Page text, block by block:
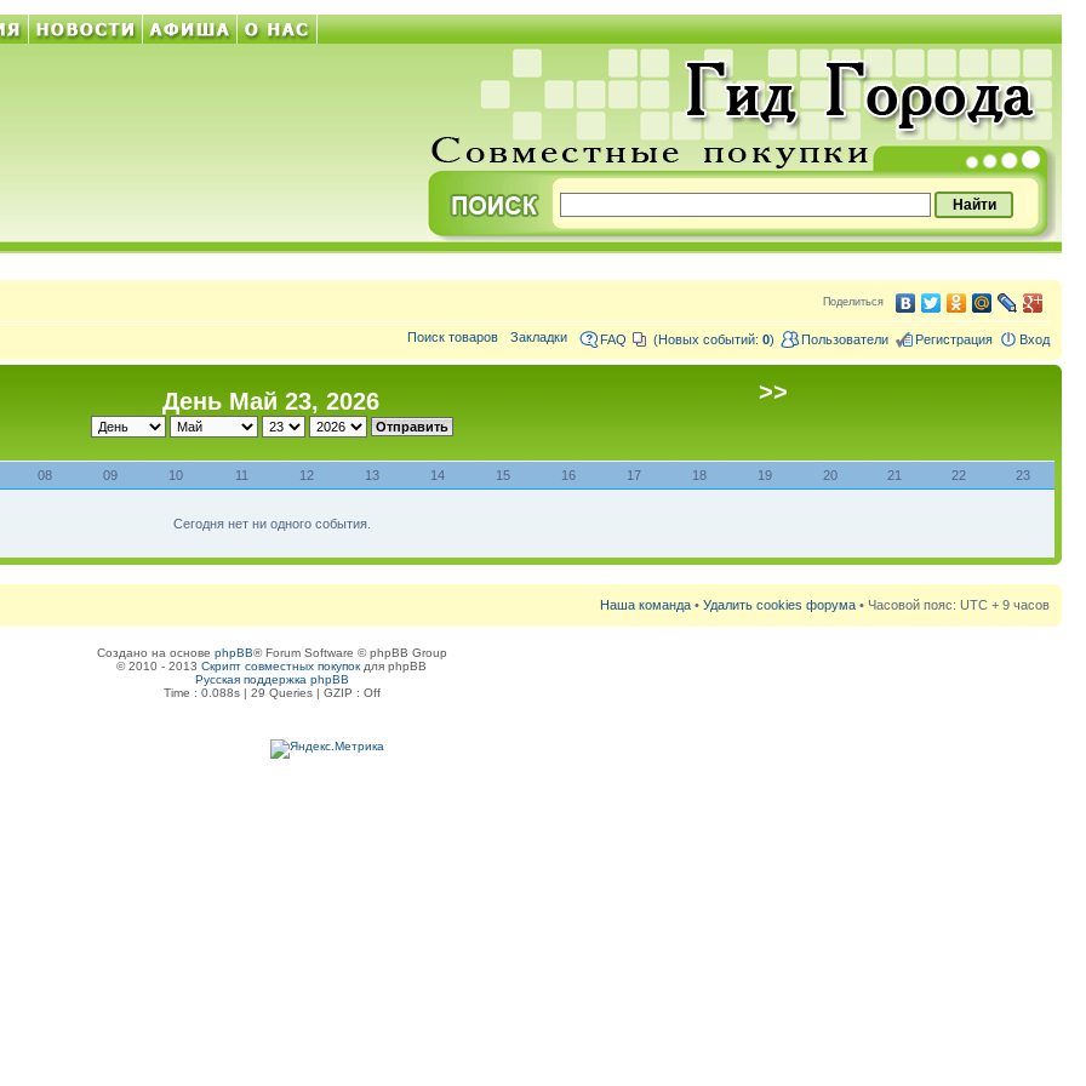
Поделиться
FAQ (Новых событий: 0) Пользователи Регистрация Вход
Поиск товаров Закладки
День Май 23, 2026 >>
08 09 10 11 12 13 14 15 16 17 18 19 20 21 22 23
Сегодня нет ни одного события.
Наша команда • Удалить cookies форума • Часовой пояс: UTC + 9 часов
Создано на основе phpBB® Forum Software © phpBB Group
© 2010 - 2013 Скрипт совместных покупок для phpBB
Русская поддержка phpBB
Time : 0.088s | 29 Queries | GZIP : Off